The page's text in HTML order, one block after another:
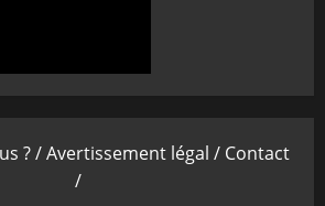
? /Avertissement légal / Contact
/